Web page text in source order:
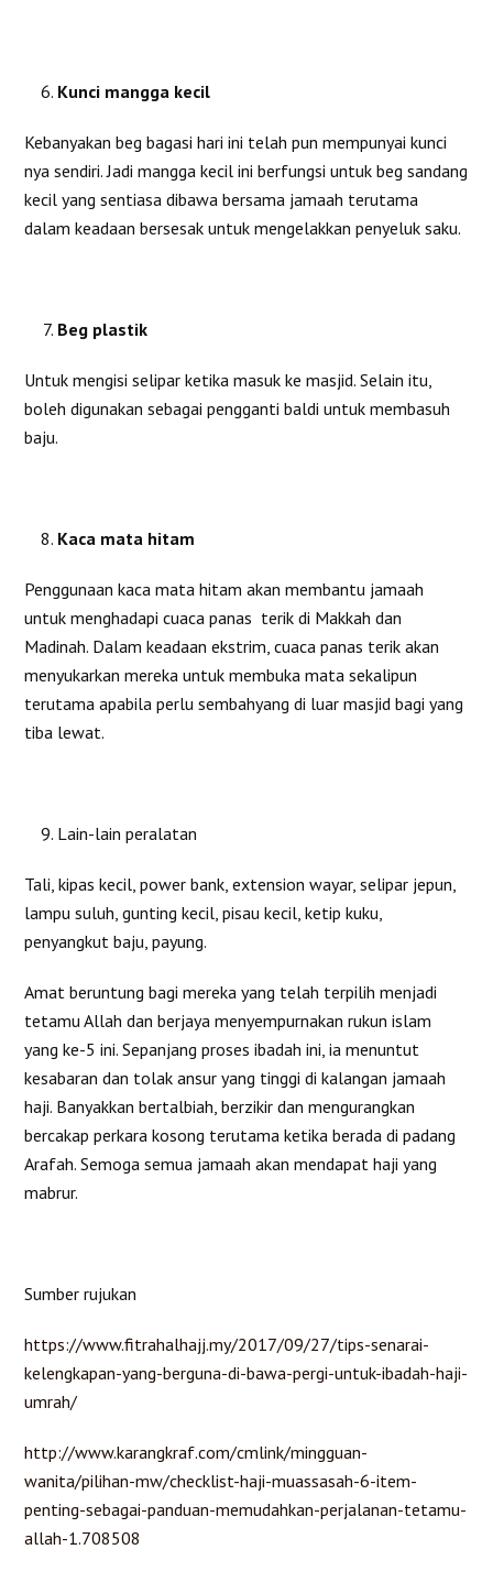
Kunci mangga kecil
Kebanyakan beg bagasi hari ini telah pun mempunyai kunci
nya sendiri. Jadi mangga kecil ini berfungsi untuk beg sandang
kecil yang sentiasa dibawa bersama jamaah terutama
dalam keadaan bersesak untuk mengelakkan penyeluk saku.
Beg plastik
Untuk mengisi selipar ketika masuk ke masjid. Selain itu,
boleh digunakan sebagai pengganti baldi untuk membasuh
baju.
Kaca mata hitam
Penggunaan kaca mata hitam akan membantu jamaah
untuk menghadapi cuaca panas terik di Makkah dan
Madinah. Dalam keadaan ekstrim, cuaca panas terik akan
menyukarkan mereka untuk membuka mata sekalipun
terutama apabila perlu sembahyang di luar masjid bagi yang
tiba lewat.
Lain-lain peralatan
Tali, kipas kecil, power bank, extension wayar, selipar jepun,
lampu suluh, gunting kecil, pisau kecil, ketip kuku,
penyangkut baju, payung.
Amat beruntung bagi mereka yang telah terpilih menjadi
tetamu Allah dan berjaya menyempurnakan rukun islam
yang ke-5 ini. Sepanjang proses ibadah ini, ia menuntut
kesabaran dan tolak ansur yang tinggi di kalangan jamaah
haji. Banyakkan bertalbiah, berzikir dan mengurangkan
bercakap perkara kosong terutama ketika berada di padang
Arafah. Semoga semua jamaah akan mendapat haji yang
mabrur.
Sumber rujukan
https://www.fitrahalhajj.my/2017/09/27/tips-senarai-
kelengkapan-yang-berguna-di-bawa-pergi-untuk-ibadah-haji-
umrah/
http://www.karangkraf.com/cmlink/mingguan-
wanita/pilihan-mw/checklist-haji-muassasah-6-item-
penting-sebagai-panduan-memudahkan-perjalanan-tetamu-
allah-1.708508